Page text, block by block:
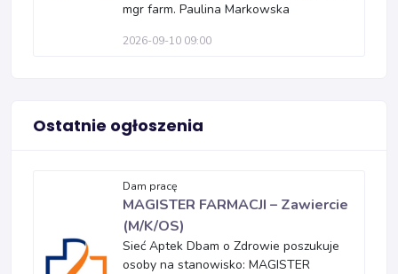
mgr farm. Paulina Markowska
2026-09-10 09:00
Ostatnie ogłoszenia
Dam pracę
MAGISTER FARMACJI – Zawiercie
(M/K/OS)
Sieć Aptek Dbam o Zdrowie poszukuje
osoby na stanowisko: MAGISTER